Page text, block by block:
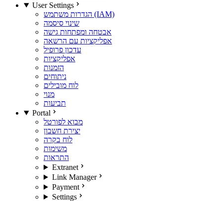
User Settings
הגדרות משתמש (IAM)
שינוי סיסמה
אבטחה ומפתחות גישה
אפליקציות עם הרשאה
עדכון פרופיל
אפליקציות
הזמנות
ניתוחים
לוח מובילים
מנוי
תביעות
Portal
מבוא לפורטל
יצירת חשבון
לוח בקרה
משימות
התראות
Extranet
Link Manager
Payment
Settings